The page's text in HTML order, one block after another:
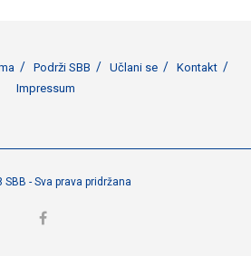
Podrži SBB Učlani se
Kontakt
Impressum
- Sva prava pridržana